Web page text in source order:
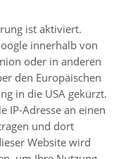
ist aktiviert.
innerhalb von
oder in anderen
den Europäischen
in die USA gekürzt.
IP-Adresse an einen
und dort
Website wird